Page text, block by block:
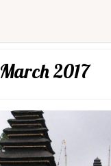
March 2017